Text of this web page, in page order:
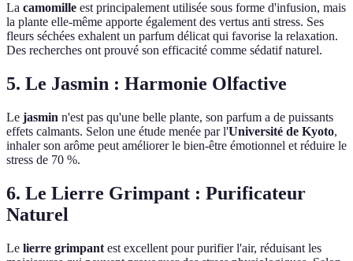
La camomille est principalement utilisée sous forme d'infusion, mais
la plante elle-même apporte également des vertus anti stress. Ses
fleurs séchées exhalent un parfum délicat qui favorise la relaxation.
Des recherches ont prouvé son efficacité comme sédatif naturel.
5. Le Jasmin : Harmonie Olfactive
Le jasmin n'est pas qu'une belle plante, son parfum a de puissants
effets calmants. Selon une étude menée par l'Université de Kyoto,
inhaler son arôme peut améliorer le bien-être émotionnel et réduire le
stress de 70 %.
6. Le Lierre Grimpant : Purificateur
Naturel
Le lierre grimpant est excellent pour purifier l'air, réduisant les